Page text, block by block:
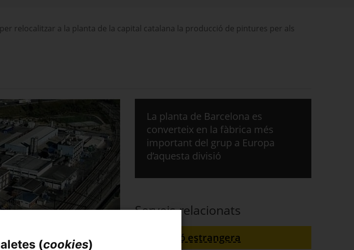
relocalitzar a la planta de la capital catalana la producció de pintures per als
La planta de Barcelona es
converteix en la fàbrica més
important del grup a Europa
d’aquesta divisió
Serveis relacionats
Inversió estrangera
(cookies)